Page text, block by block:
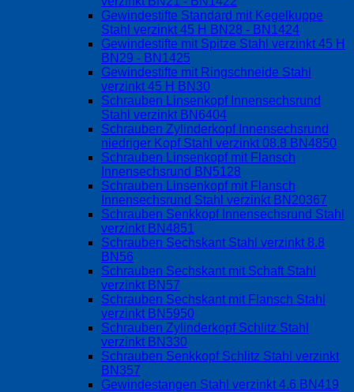
Gewindestifte Standard mit Kegelkuppe
Stahl verzinkt 45 H BN28 - BN1424
Gewindestifte mit Spitze Stahl verzinkt 45 H
BN29 - BN1425
Gewindestifte mit Ringschneide Stahl
verzinkt 45 H BN30
Schrauben Linsenkopf Innensechsrund
Stahl verzinkt BN6404
Schrauben Zylinderkopf Innensechsrund
niedriger Kopf Stahl verzinkt 08.8 BN4850
Schrauben Linsenkopf mit Flansch
Innensechsrund BN5128
Schrauben Linsenkopf mit Flansch
Innensechsrund Stahl verzinkt BN20367
Schrauben Senkkopf Innensechsrund Stahl
verzinkt BN4851
Schrauben Sechskant Stahl verzinkt 8.8
BN56
Schrauben Sechskant mit Schaft Stahl
verzinkt BN57
Schrauben Sechskant mit Flansch Stahl
verzinkt BN5950
Schrauben Zylinderkopf Schlitz Stahl
verzinkt BN330
Schrauben Senkkopf Schlitz Stahl verzinkt
BN357
Gewindestangen Stahl verzinkt 4.6 BN419